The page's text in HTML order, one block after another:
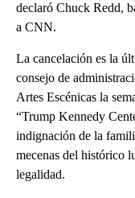
declaró Chuck Redd,
a CNN.
La cancelación es la
consejo de
Artes Escénicas la
“Trump Kennedy
indignación de la
mecenas del histórico
legalidad.